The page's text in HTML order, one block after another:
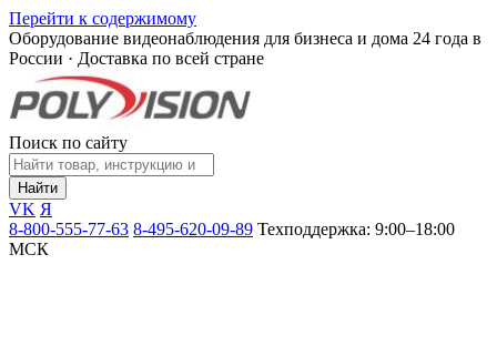
Перейти к содержимому
Оборудование видеонаблюдения для бизнеса и дома 24 года в
России · Доставка по всей стране
Поиск по сайту
Найти
VK Я
8-800-555-77-63 8-495-620-09-89 Техподдержка: 9:00–18:00
МСК